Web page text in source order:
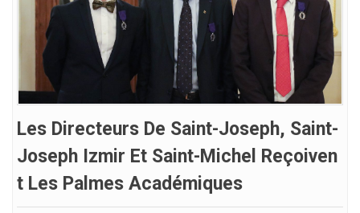
Les Directeurs De Saint-Joseph, Saint-
Joseph Izmir Et Saint-Michel Reçoiven
T Les Palmes Académiques